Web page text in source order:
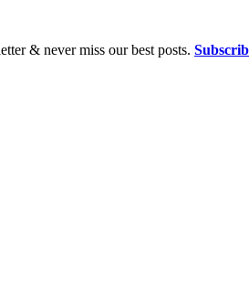
& never miss our best posts.